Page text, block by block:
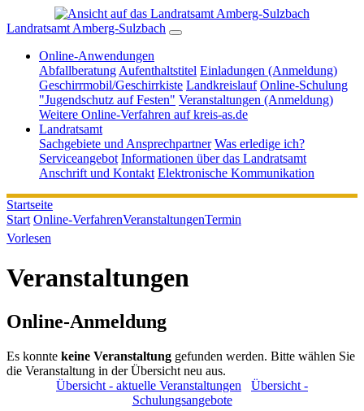
Landratsamt Amberg-Sulzbach
Online-Anwendungen
Abfallberatung Aufenthaltstitel Einladungen (Anmeldung)
Geschirrmobil/Geschirrkiste Landkreislauf Online-Schulung
"Jugendschutz auf Festen" Veranstaltungen (Anmeldung)
Weitere Online-Verfahren auf kreis-as.de
Landratsamt
Sachgebiete und Ansprechpartner Was erledige ich?
Serviceangebot Informationen über das Landratsamt
Anschrift und Kontakt Elektronische Kommunikation
Startseite
Start Online-VerfahrenVeranstaltungenTermin
Vorlesen
Veranstaltungen
Online-Anmeldung
Es konnte keine Veranstaltung gefunden werden. Bitte wählen Sie
die Veranstaltung in der Übersicht neu aus.
Übersicht - aktuelle Veranstaltungen
Übersicht -
Schulungsangebote